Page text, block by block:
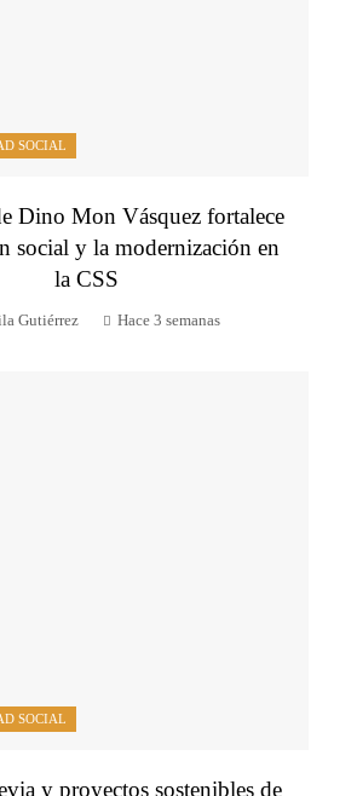
SOCIAL
Dino Mon Vásquez fortalece
social y la modernización en
la CSS
Gutiérrez Hace 3 semanas
SOCIAL
y proyectos sostenibles de